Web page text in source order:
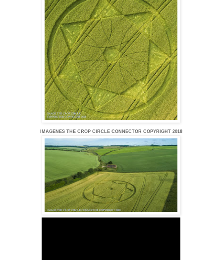
IMAGENES THE CROP CIRCLE CONNECTOR COPYRIGHT 2018